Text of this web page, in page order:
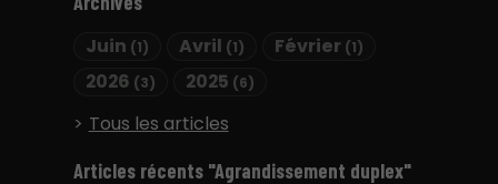
Juin (1) Avril (1) Février (1)
2026 (3) 2025 (6)
Tous les articles
Articles récents "Agrandissement duplex"